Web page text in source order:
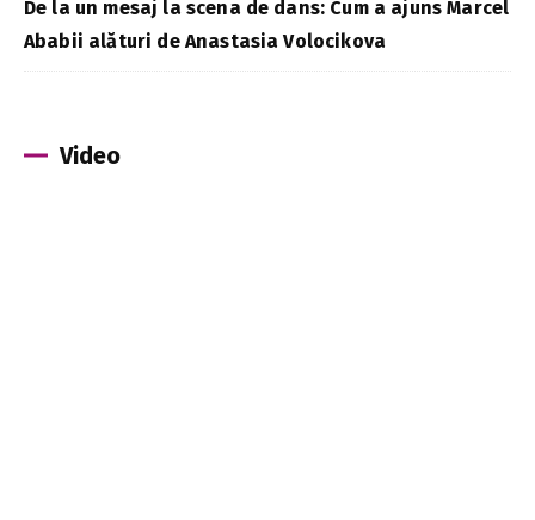
De la un mesaj la scena de dans: Cum a ajuns Marcel
Ababii alături de Anastasia Volocikova
Video